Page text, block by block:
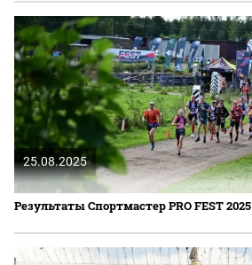
25.08.2025
Результаты Спортмастер PRO FEST 2025